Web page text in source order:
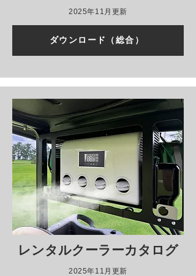
2025年11月更新
ダウンロード（総合）
レンタルクーラーカタログ
2025年11月更新